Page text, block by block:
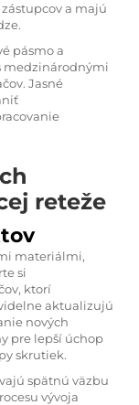
a majú
pásmo a
medzinárodnými
Jasné
reteže
materiálmi,
si
ktorí
aktualizujú
nových
pre lepší úchop
skrutiek.
spätnú väzbu
vývoja